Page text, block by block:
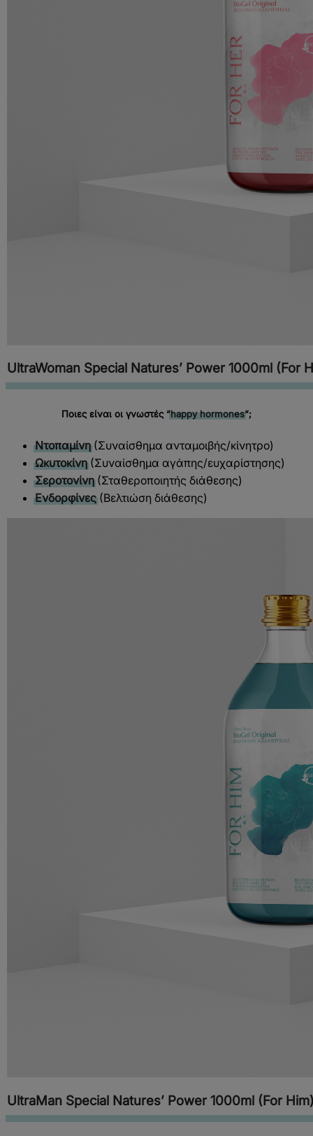
UltraWoman Special Natures’ Power 1000ml (For
Ποιες είναι οι γνωστές “happy hormones“;
Ντοπαμίνη(Συναίσθημα ανταμοιβής/κίνητρο)
Ωκυτοκίνη(Συναίσθημα αγάπης/ευχαρίστησης)
Σεροτονίνη(Σταθεροποιητής διάθεσης)
Ενδορφίνες(Βελτιώση διάθεσης)
UltraMan Special Natures’ Power 1000ml (For